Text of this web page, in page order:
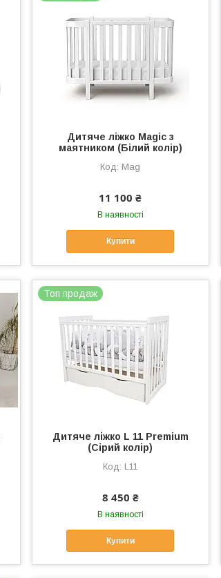
Дитяче ліжко Magic з
маятником (Білий колір)
Mag
11 100 ₴
В наявності
Купити
Топ продаж
Дитяче ліжко L 11 Premium
(Сірий колір)
L11
8 450 ₴
В наявності
Купити